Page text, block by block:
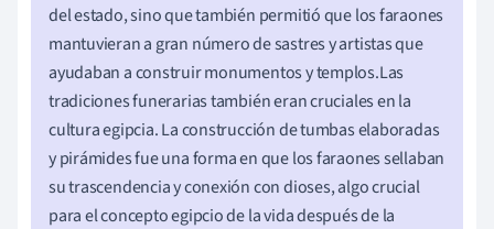
del estado, sino que también permitió que los faraones
mantuvieran a gran número de sastres y artistas que
ayudaban a construir monumentos y templos.Las
tradiciones funerarias también eran cruciales en la
cultura egipcia. La construcción de tumbas elaboradas
y pirámides fue una forma en que los faraones sellaban
su trascendencia y conexión con dioses, algo crucial
para el concepto egipcio de la vida después de la